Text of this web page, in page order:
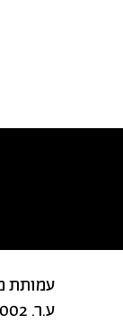
עמותת
ע.ר. 580569002